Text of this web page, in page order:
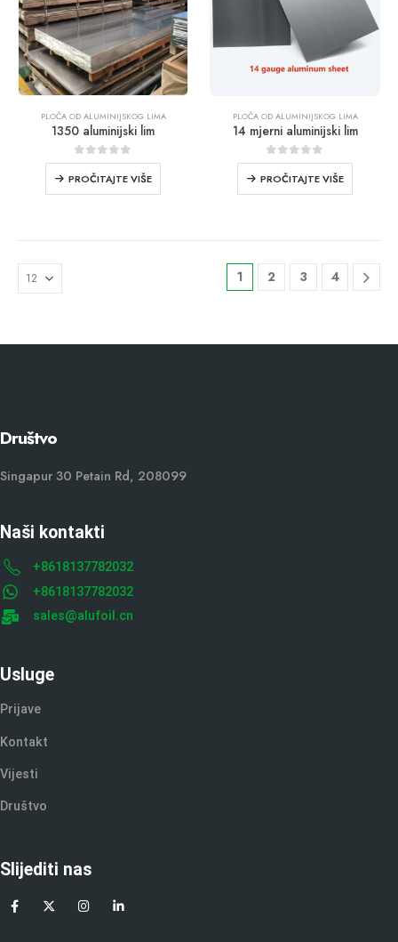
PLOČA OD ALUMINIJSKOG LIMA
1350 aluminijski lim
0od 5
PROČITAJTE VIŠE
PLOČA OD ALUMINIJSKOG LIMA
14 mjerni aluminijski lim
0od 5
PROČITAJTE VIŠE
1 2 3 4
Društvo
Singapur 30 Petain Rd, 208099
Naši kontakti
+8618137782032
+8618137782032
sales@alufoil.cn
Usluge
Prijave
Kontakt
Vijesti
Društvo
Slijediti nas